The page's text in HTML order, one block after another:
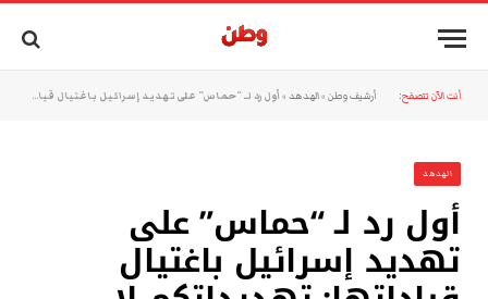
أنت الآن تتصفح: أرشيف وطن »الهدهد » أول رد لـ “حماس” على تهديد إسرائيل باغتيال قياداتها: تهديداتكم لا تخيف حتى طفل فلسطيني
الهدهد
أول رد لـ “حماس” على
تهديد إسرائيل باغتيال